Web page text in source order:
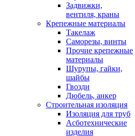
Задвижки,
вентиля, краны
Крепежные материалы
Такелаж
Саморезы, винты
Прочие крепежные
материалы
Шурупы, гайки,
шайбы
Гвозди
Дюбель, анкер
Строительная изоляция
Изоляция для труб
Асботехнические
изделия